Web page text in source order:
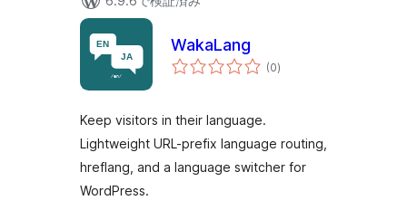
WakaLang
(0個
の)
Keep visitors in their language.
Lightweight URL-prefix language routing,
hreflang, and a language switcher for
WordPress.